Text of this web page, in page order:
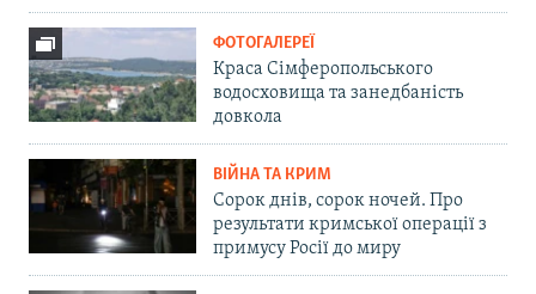
ФОТОГАЛЕРЕЇ
Краса Сімферопольського
водосховища та занедбаність
довкола
ВІЙНА ТА КРИМ
Сорок днів, сорок ночей. Про
результати кримської операції з
примусу Росії до миру